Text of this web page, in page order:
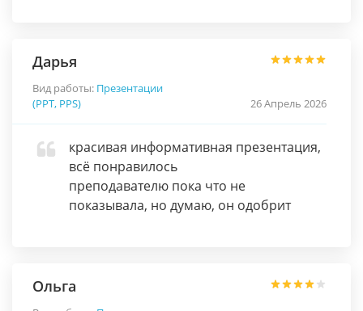
Дарья
Вид работы: Презентации
(PPT, PPS)
26 Апрель 2026
красивая информативная презентация,
всё понравилось
преподавателю пока что не
показывала, но думаю, он одобрит
Ольга